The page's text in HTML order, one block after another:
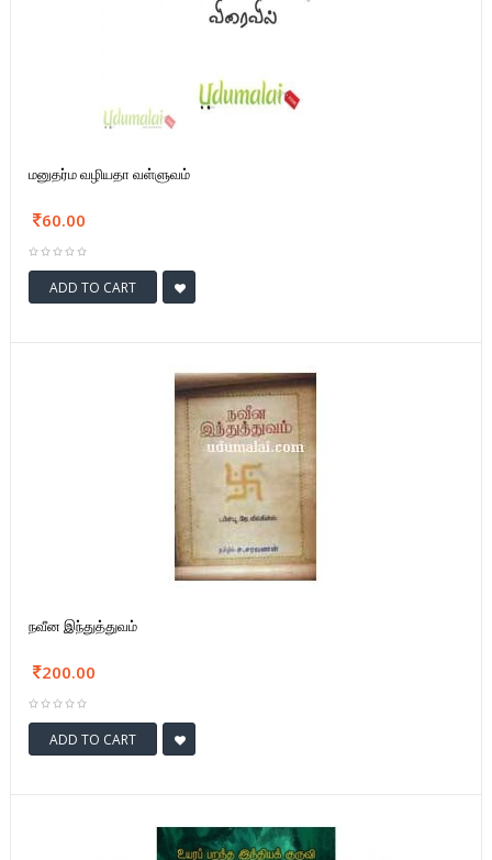
மனுதர்ம வழியதா வள்ளுவம்
60.00
ADD TO CART
நவீன இந்துத்துவம்
200.00
ADD TO CART